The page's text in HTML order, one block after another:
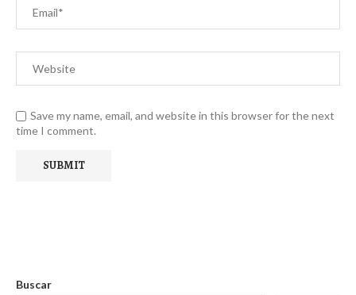
Save my name, email, and website in this browser for the next
time I comment.
Buscar